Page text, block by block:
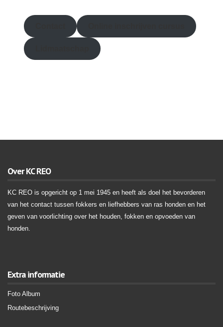
Over KC REO
KC REO is opgericht op 1 mei 1945 en heeft als doel het bevorderen
van het contact tussen fokkers en liefhebbers van ras honden en het
geven van voorlichting over het houden, fokken en opvoeden van
honden.
Extra informatie
Foto Album
Routebeschrijving